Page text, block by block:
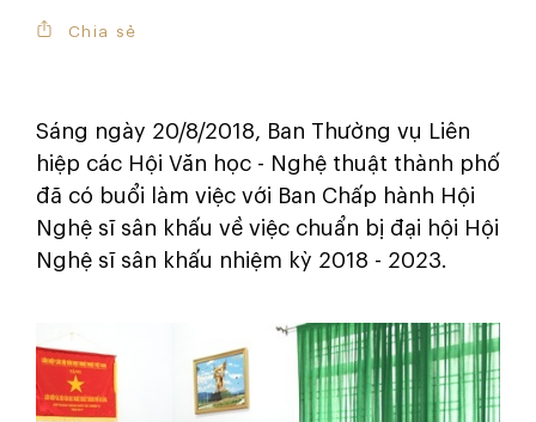
Chia sẻ
Sáng ngày 20/8/2018, Ban Thường vụ Liên
hiệp các Hội Văn học - Nghệ thuật thành phố
đã có buổi làm việc với Ban Chấp hành Hội
Nghệ sĩ sân khấu về việc chuẩn bị đại hội Hội
Nghệ sĩ sân khấu nhiệm kỳ 2018 - 2023.